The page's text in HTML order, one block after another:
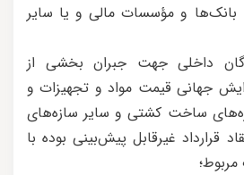
بانک‌ها و مؤسسات مالی و یا سایر
داخلی جهت جبران بخشی از
جهانی قیمت مواد و تجهیزات و
ساخت کشتی و سایر سازه‌های
قرارداد غیرقابل پیش‌بینی بوده با